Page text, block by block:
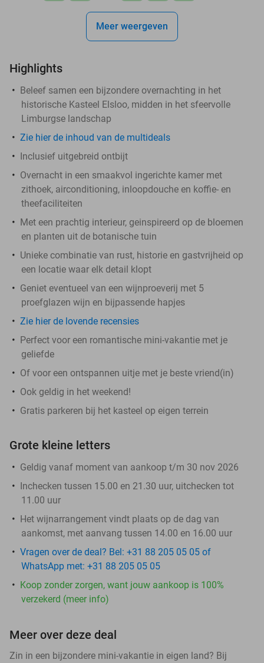
Meer weergeven
Highlights
Beleef samen een bijzondere overnachting in het
historische Kasteel Elsloo, midden in het sfeervolle
Limburgse landschap
Zie hier de inhoud van de multideals
Inclusief uitgebreid ontbijt
Overnacht in een smaakvol ingerichte kamer met
zithoek, airconditioning, inloopdouche en koffie- en
theefaciliteiten
Met een prachtig interieur, geinspireerd op de bloemen
en planten uit de botanische tuin
Unieke combinatie van rust, historie en gastvrijheid op
een locatie waar elk detail klopt
Geniet eventueel van een wijnproeverij met 5
proefglazen wijn en bijpassende hapjes
Zie hier de lovende recensies
Perfect voor een romantische mini-vakantie met je
geliefde
Of voor een ontspannen uitje met je beste vriend(in)
Ook geldig in het weekend!
Gratis parkeren bij het kasteel op eigen terrein
Grote kleine letters
Geldig vanaf moment van aankoop t/m 30 nov 2026
Inchecken tussen 15.00 en 21.30 uur, uitchecken tot
11.00 uur
Het wijnarrangement vindt plaats op de dag van
aankomst, met aanvang tussen 14.00 en 16.00 uur
Vragen over de deal? Bel: +31 88 205 05 05 of
WhatsApp met: +31 88 205 05 05
Koop zonder zorgen, want jouw aankoop is 100%
verzekerd (meer info)
Meer over deze deal
Zin in een bijzondere mini-vakantie in eigen land? Bij